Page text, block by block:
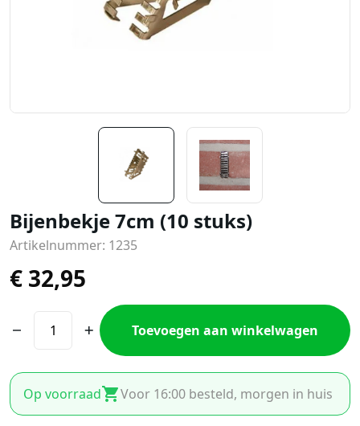
Bijenbekje 7cm (10 stuks)
Artikelnummer: 1235
€ 32,95
Toevoegen aan winkelwagen
Op voorraad Voor 16:00 besteld, morgen in huis